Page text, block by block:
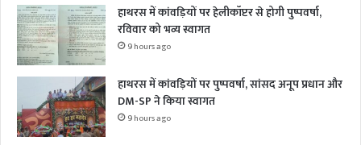
हाथरस में कांवड़ियों पर हेलीकॉप्टर से होगी पुष्पवर्षा,
रविवार को भव्य स्वागत
9 hours ago
हाथरस में कांवड़ियों पर पुष्पवर्षा, सांसद अनूप प्रधान और
DM-SP ने किया स्वागत
9 hours ago